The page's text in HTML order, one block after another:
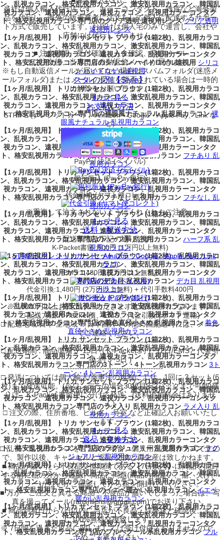
ン、乱視カラコン、格安乱視用カラコン、激安乱視用カラコン、韓国乱
視カラコン、遠視用カラコン、遠視カラコン、乱視用カラーコンタク
ト、格安乱視用カラコン専門店のクリア透明 遠視用レンズ クリア透明
遠視用レンズ
【1ヶ月/乱視用】 トリカ サンセット ブラウン (1箱2枚)、乱視用カラコ
ン、乱視カラコン、格安乱視用カラコン、激安乱視用カラコン、韓国乱
視カラコン、遠視用カラコン、遠視カラコン、乱視用カラーコンタク
ト、格安乱視用カラコン専門店のシリコン ハイドロゲル遠視用 シリコ
ン ハイドロゲル遠視用
スタイル別【Style】
【1ヶ月/乱視用】 トリカ サンセット ブラウン (1箱2枚)、乱視用カラコ
ン、乱視カラコン、格安乱視用カラコン、激安乱視用カラコン、韓国乱
視カラコン、遠視用カラコン、遠視カラコン、乱視用カラーコンタク
ト、格安乱視用カラコン専門店の裸眼風ナチュラル 乱視用カラコン 裸
眼風ナチュラル 乱視用カラコン
【1ヶ月/乱視用】 トリカ サンセット ブラウン (1箱2枚)、乱視用カラコ
ン、乱視カラコン、格安乱視用カラコン、激安乱視用カラコン、韓国乱
視カラコン、遠視用カラコン、遠視カラコン、乱視用カラーコンタク
ト、格安乱視用カラコン専門店のフチあり 乱視用カラコン フチあり 乱
視用カラコン
【1ヶ月/乱視用】 トリカ サンセット ブラウン (1箱2枚)、乱視用カラコ
ン、乱視カラコン、格安乱視用カラコン、激安乱視用カラコン、韓国乱
視カラコン、遠視用カラコン、遠視カラコン、乱視用カラーコンタク
ト、格安乱視用カラコン専門店のフチなし 乱視用カラコン フチなし 乱
視用カラコン
【1ヶ月/乱視用】 トリカ サンセット ブラウン (1箱2枚)、乱視用カラコ
ン、乱視カラコン、格安乱視用カラコン、激安乱視用カラコン、韓国乱
視カラコン、遠視用カラコン、遠視カラコン、乱視用カラーコンタク
ト、格安乱視用カラコン専門店のハーフ系 乱視用カラコン ハーフ系 乱
視用カラコン
【1ヶ月/乱視用】 トリカ サンセット ブラウン (1箱2枚)、乱視用カラコ
ン、乱視カラコン、格安乱視用カラコン、激安乱視用カラコン、韓国乱
視カラコン、遠視用カラコン、遠視カラコン、乱視用カラーコンタク
ト、格安乱視用カラコン専門店のデカ目 乱視用カラコン デカ目 乱視用
カラコン
【1ヶ月/乱視用】 トリカ サンセット ブラウン (1箱2枚)、乱視用カラコ
ン、乱視カラコン、格安乱視用カラコン、激安乱視用カラコン、韓国乱
視カラコン、遠視用カラコン、遠視カラコン、乱視用カラーコンタク
ト、格安乱視用カラコン専門店の着色直径小さめ 乱視用カラコン 着色
直径小さめ 乱視用カラコン
【1ヶ月/乱視用】 トリカ サンセット ブラウン (1箱2枚)、乱視用カラコ
ン、乱視カラコン、格安乱視用カラコン、激安乱視用カラコン、韓国乱
視カラコン、遠視用カラコン、遠視カラコン、乱視用カラーコンタク
ト、格安乱視用カラコン専門店の3トーン・4トーン乱視用カラコン 3ト
ーン・4トーン乱視用カラコン
【1ヶ月/乱視用】 トリカ サンセット ブラウン (1箱2枚)、乱視用カラコ
ン、乱視カラコン、格安乱視用カラコン、激安乱視用カラコン、韓国乱
視カラコン、遠視用カラコン、遠視カラコン、乱視用カラーコンタク
ト、格安乱視用カラコン専門店のラメ入り 乱視用カラコン ラメ入り 乱
視用カラコン
【1ヶ月/乱視用】 トリカ サンセット ブラウン (1箱2枚)、乱視用カラコ
ン、乱視カラコン、格安乱視用カラコン、激安乱視用カラコン、韓国乱
視カラコン、遠視用カラコン、遠視カラコン、乱視用カラーコンタク
ト、格安乱視用カラコン専門店のラグジュアリー 乱視用カラコン ラグ
ジュアリー 乱視用カラコン
【1ヶ月/乱視用】 トリカ サンセット ブラウン (1箱2枚)、乱視用カラコ
ン、乱視カラコン、格安乱視用カラコン、激安乱視用カラコン、韓国乱
視カラコン、遠視用カラコン、遠視カラコン、乱視用カラーコンタク
ト、格安乱視用カラコン専門店のイエベ暖かい乱視用カラコン イエベ
暖かい乱視用カラコン
【1ヶ月/乱視用】 トリカ サンセット ブラウン (1箱2枚)、乱視用カラコ
ン、乱視カラコン、格安乱視用カラコン、激安乱視用カラコン、韓国乱
視カラコン、遠視用カラコン、遠視カラコン、乱視用カラーコンタク
ト、格安乱視用カラコン専門店のブルべクール系乱視用カラコン ブル
当社は個人輸入代行店です。カラーコンタクト、雑貨など海外製
品を代行し、海外の販売業者に注文をして個人に配達するサポー
ト方式で販売しています。お届けは個人宅のみで運営し、会社や
店舗には代行していません。
■ 注文確認、受付確認、入金確認、発送メール
□ ご注文後、当店より自動返信メールが届きます。
※もし自動返信メールが届いてない場合はスパムフォルダ(迷惑メ
ールフォルダ)またはメールの受信を拒否されている場合は一時的
に解除をお願いします。
もっと見る
お支払い方法
STRIPE (クレジットカード、Amazon・Google・Apple Pay、Link な
ど)
PayPal 決済 (ペイパル)
銀行振込 (PayPay銀行)
代金引換 (ヤマト便コレクト)
※重複して注文されないようにくれぐれもご注意。
もっと見る
送料・配送方法
配送業者は下記の通りです。
K-Packet書留 :500円 (1万円以上無料)
EMS:1,480円 (2万円以上無料)
代金引換:1,480円 (2万円以上無料) + 代引手数料400円
※ 10000円以上お買上げいただきますと送料無料になります。
□ 配送方法:K-Packet便、EMS、代金引換 (ヤマト運輸)
□ 配送地域:日本 全地域 ※日本国外その他の国配送時には、メール
でご連絡ください。
-------------------------------------------
□ 配送期間 : 商品準備 5~15日+( K-Packet:約 7~12日/EMSと代金引
換:約 3~5日 )
-------------------------------------------
□ 発送については個人輸入/薬事法の規制により、1回に 3 セット(6
枚)まで発送可能。(※ワンデーの場合30枚目安2パックまで可能)残
りは、K-Packet 書留便に分けて発送。(送料追加料金はありませ
ん)
□ 注文の際、住所番地、ビル名、号室 など正確記入お願いいたし
ます。
もっと見る
返品・交換方法
□ 乱視・遠視のレンズをご注文の場合、個人用注文製作方式ですの
で、製作以後、キャンセルと返品·交換と再生産は致しかねます。
■ 商品が届いたら不良品交換期間である【7日以内】に商品を開封
する前に瓶の外から確認、商品に問題(商品の間違い、傷、欠け、
カラー)がないかご確認してから瓶を開封してください。
■ 万が一ご注文と異なる商品・不良品が届いてしまった場合は、写
真を撮ってメール(ranshilens@gmail.com)でお送り下さい。
■ 商品到着日から7日以内に当店が不良品・誤発送と確認後、すぐ
に100%無料交換致します。
※ 7日間を過ぎた返品に関しましては受け付けておりませんので、
予めご了承ください。